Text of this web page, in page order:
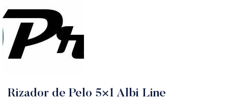
Rizador de Pelo 5×1 Albi Line